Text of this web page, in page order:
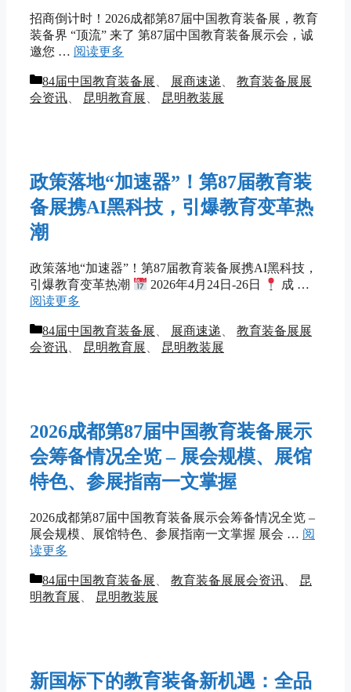
招商倒计时！2026成都第87届中国教育装备展，教育
装备界 “顶流” 来了 第87届中国教育装备展示会，诚
邀您 … 阅读更多
分
类
84届中国教育装备展 展商速递
教育装备展展
会资讯
昆明教育展 昆明教装展
政策落地“加速器”！第87届教育装
备展携AI黑科技，引爆教育变革热
潮
政策落地“加速器”！第87届教育装备展携AI黑科技，
引爆教育变革热潮
2026年4月24日-26日
成 …
阅读更多
分
类
84届中国教育装备展 展商速递
教育装备展展
会资讯
昆明教育展 昆明教装展
2026成都第87届中国教育装备展示
会筹备情况全览 – 展会规模、展馆
特色、参展指南一文掌握
2026成都第87届中国教育装备展示会筹备情况全览 –
展会规模、展馆特色、参展指南一文掌握 展会 … 阅
读更多
分
类
84届中国教育装备展 教育装备展展会资讯
昆
明教育展
昆明教装展
新国标下的教育装备新机遇：全品